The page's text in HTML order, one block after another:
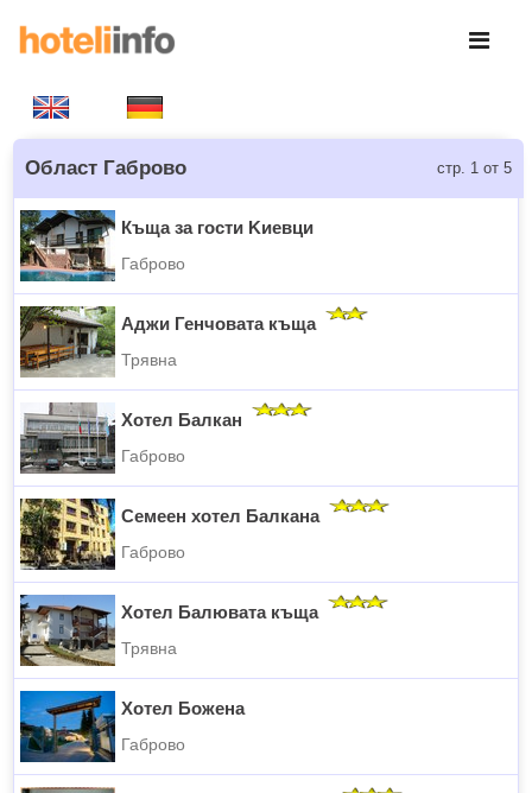
Област Габрово стр. 1 от 5
Къща за гости Kиевци
Габрово
Аджи Генчовата къща
Трявна
Хотел Балкан
Габрово
Семеен хотел Балкана
Габрово
Хотел Балювата къща
Трявна
Хотел Божена
Габрово